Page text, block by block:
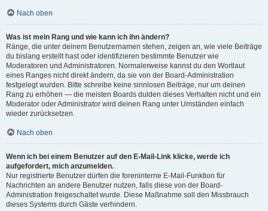
Nach oben
Was ist mein Rang und wie kann ich ihn ändern?
Ränge, die unter deinem Benutzernamen stehen, zeigen an, wie viele Beiträge
du bislang erstellt hast oder identifizieren bestimmte Benutzer wie
Moderatoren und Administratoren. Normalerweise kannst du den Wortlaut
eines Ranges nicht direkt ändern, da sie von der Board-Administration
festgelegt wurden. Bitte schreibe keine sinnlosen Beiträge, nur um deinen
Rang zu erhöhen — die meisten Boards dulden dieses Verhalten nicht und ein
Moderator oder Administrator wird deinen Rang unter Umständen einfach
wieder zurücksetzen.
Nach oben
Wenn ich bei einem Benutzer auf den E-Mail-Link klicke, werde ich
aufgefordert, mich anzumelden.
Nur registrierte Benutzer dürfen die foreninterne E-Mail-Funktion für
Nachrichten an andere Benutzer nutzen, falls diese von der Board-
Administration freigeschaltet wurde. Diese Maßnahme soll den Missbrauch
dieses Systems durch Gäste verhindern.